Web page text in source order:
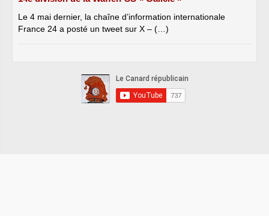
Le 4 mai dernier, la chaîne d’information internationale
France 24 a posté un tweet sur X – (…)